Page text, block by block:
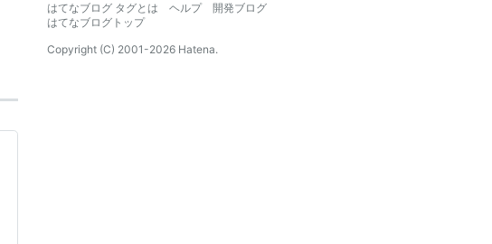
はてなブログ タグとは
ヘルプ
開発ブログ
はてなブログトップ
Copyright (C) 2001-2026 Hatena.